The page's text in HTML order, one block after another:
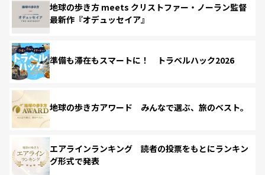
地球の歩き方 meets クリストファー・ノーラン監督
最新作『オデュッセイア』
準備も滞在もスマートに！ トラベルハック2026
地球の歩き方アワード みんなで選ぶ、旅のベスト。
エアラインランキング 読者の投票をもとにランキン
グ形式で発表